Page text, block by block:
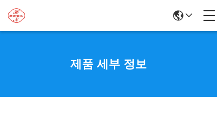
제품 세부 정보